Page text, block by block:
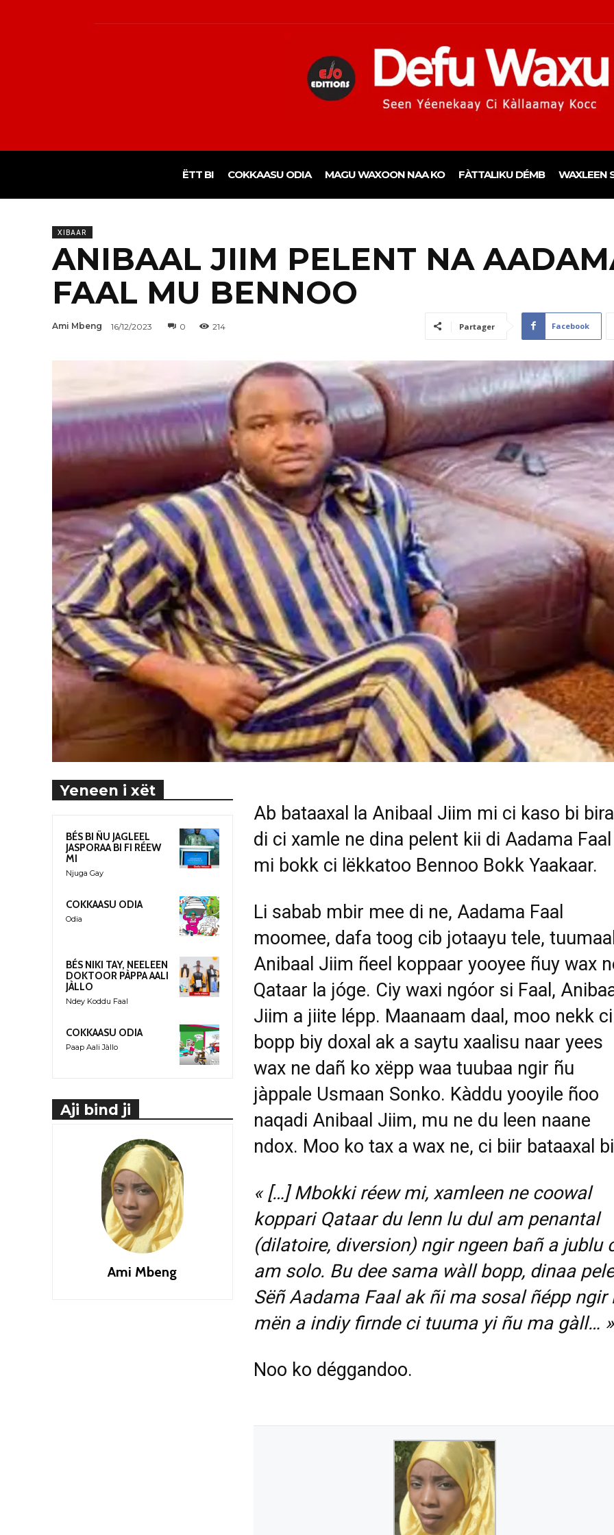
ËTT BI COKKAASU ODIA MAGU WAXOON NAA KO FÀTTALIKU DÉMB WAXLEEN
XIBAAR
ANIBAAL JIIM PELENT NA
FAAL MU BENNOO
Ami Mbeng 16/12/2023 0 214 Partager Facebook
Yeneen i xët
BÉS BI ÑU JAGLEEL
JASPORAA BI FI RÉEW
MI
Njuga Gay
COKKAASU ODIA
Odia
BÉS NIKI TAY, NEELEEN
DOKTOOR PÀPPA AALI
JÀLLO
Ndey Koddu Faal
COKKAASU ODIA
Paap Aali Jàllo
Aji bind ji
Ami Mbeng
Ab bataaxal la Anibaal Jiim mi ci kaso bi
di ci xamle ne dina pelent kii di Aadama Faal
mi bokk ci lëkkatoo Bennoo Bokk Yaakaar.
Li sabab mbir mee di ne, Aadama Faal
moomee, dafa toog cib jotaayu tele,
Anibaal Jiim ñeel koppaar yooyee ñuy wax
Qataar la jóge. Ciy waxi ngóor si Faal,
Jiim a jiite lépp. Maanaam daal, moo nekk ci
bopp biy doxal ak a saytu xaalisu naar yees
wax ne dañ ko xëpp waa tuubaa ngir ñu
jàppale Usmaan Sonko. Kàddu yooyile ñoo
naqadi Anibaal Jiim, mu ne du leen naane
ndox. Moo ko tax a wax ne, ci biir bataaxal
« […] Mbokki réew mi, xamleen ne coowal
koppari Qataar du lenn lu dul am penantal
(dilatoire, diversion) ngir ngeen bañ a jublu
am solo. Bu dee sama wàll bopp, dinaa
Sëñ Aadama Faal ak ñi ma sosal ñépp ngir
mën a indiy firnde ci tuuma yi ñu ma gàll… »
Noo ko déggandoo.